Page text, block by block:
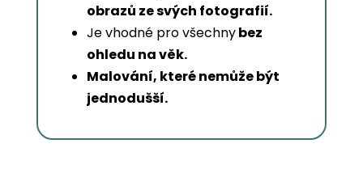
obrazů ze svých fotografií.
Je vhodné pro všechnybez
ohledu na věk.
Malování, které nemůže být
jednodušší.